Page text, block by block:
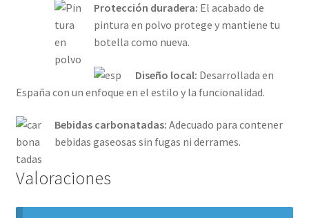
Protección duradera: El acabado de
pintura en polvo protege y mantiene tu
botella como nueva.
Diseño local: Desarrollada en
España con un enfoque en el estilo y la funcionalidad.
Bebidas carbonatadas: Adecuado para contener
bebidas gaseosas sin fugas ni derrames.
Valoraciones